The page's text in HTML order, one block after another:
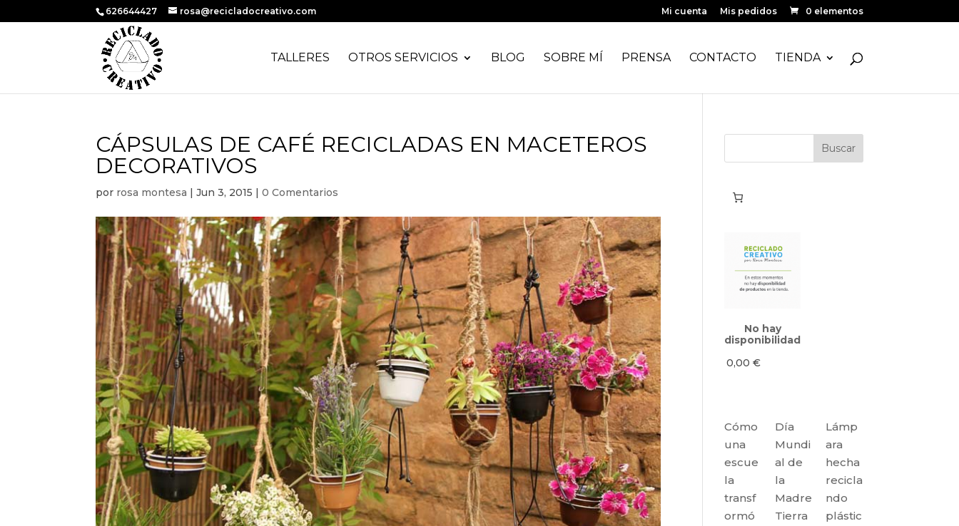
626644427 rosa@recicladocreativo.com Mi cuenta Mis pedidos 0 elementos
TALLERES OTROS SERVICIOS BLOG SOBRE MÍ PRENSA CONTACTO TIENDA
CÁPSULAS DE CAFÉ RECICLADAS EN MACETEROS
DECORATIVOS
por rosa montesa |Jun 3, 2015 |0 Comentarios
No hay
disponibilidad
0,00€
Cómo
una
escue
la
transf
ormó
Día
Mundi
al de
la
Madre
Tierra
Lámp
ara
hecha
recicla
ndo
plástic